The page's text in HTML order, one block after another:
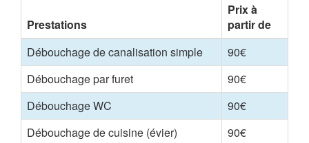
Prestations
Prix à
partir de
Débouchage de canalisation simple
90€
Débouchage par furet
90€
Débouchage WC
90€
Débouchage de cuisine (évier)
90€